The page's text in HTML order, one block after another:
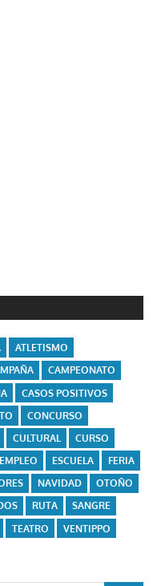
ATLETISMO
CAMPEONATO
CASOS POSITIVOS
CONCURSO
CULTURAL
CURSO
EMPLEO ESCUELA
FERIA
NAVIDAD
OTOÑO
RUTA
SANGRE
TEATRO
VENTIPPO